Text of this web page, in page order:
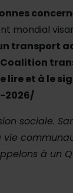
mondial
transport
Coalition
et à le
2026/
sociale.
à un